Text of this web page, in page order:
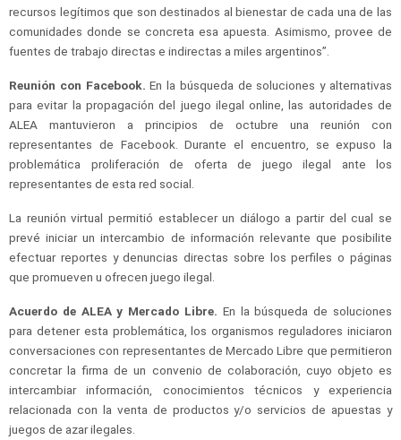
recursos legítimos que son destinados al bienestar de cada una de las
comunidades donde se concreta esa apuesta. Asimismo, provee de
fuentes de trabajo directas e indirectas a miles argentinos”.
Reunión con Facebook. En la búsqueda de soluciones y alternativas
para evitar la propagación del juego ilegal online, las autoridades de
ALEA mantuvieron a principios de octubre una reunión con
representantes de Facebook. Durante el encuentro, se expuso la
problemática proliferación de oferta de juego ilegal ante los
representantes de esta red social.
La reunión virtual permitió establecer un diálogo a partir del cual se
prevé iniciar un intercambio de información relevante que posibilite
efectuar reportes y denuncias directas sobre los perfiles o páginas
que promueven u ofrecen juego ilegal.
Acuerdo de ALEA y Mercado Libre. En la búsqueda de soluciones
para detener esta problemática, los organismos reguladores iniciaron
conversaciones con representantes de Mercado Libre que permitieron
concretar la firma de un convenio de colaboración, cuyo objeto es
intercambiar información, conocimientos técnicos y experiencia
relacionada con la venta de productos y/o servicios de apuestas y
juegos de azar ilegales.